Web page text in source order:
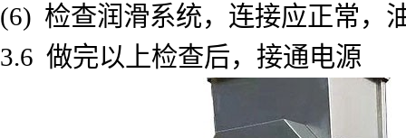
(6) 检查润滑系统，连接应正常，
3.6 做完以上检查后，接通电源